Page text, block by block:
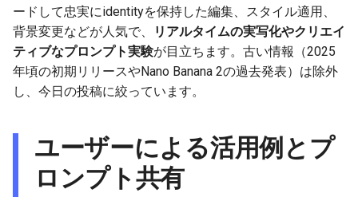
s
e
a
r
2026-07-09
2026-07-08
2026-07-06
2025-12-23
2025-12-22
2025-12-20
2026-07-09
2026-07-08
2026-07-06
2025-12-23
2025-12-22
2025-12-20
2026-05-10
2026-05-03
2026-04-19
2026-05-17
2026-05-10
2026-04-26
2025-11-09
2025-11-02
2025-10-19
2026-05-17
2026-05-10
2026-04-26
2026-05-17
2026-05-10
2026-04-26
2025-11-02
2025-10-26
2025-10-12
2025-12-23
2025-12-22
2025-12-20
2025-12-19
2026-05-17
2026-05-10
2026-04-26
2025-11-02
2025-10-26
2025-10-12
2026-05-03
2026-04-26
2026-04-12
2026-07-08
2026-07-07
2026-07-05
2025-12-23
2025-12-22
2025-12-20
2026-05-17
2026-05-10
2026-04-26
2026-07-08
2026-07-07
2026-07-05
2026-05-23
2026-05-19
2026-05-19
2026-07-07
2026-07-06
2026-07-04
2026-05-17
2026-05-10
2026-04-26
ードして忠実にidentityを保持した編集、スタイル適用、
背景変更などが人気で、
リアルタイムの実写化やクリエイ
ティブなプロンプト実験が目立ちます。古い情報（2025
年頃の初期リリースやNano Banana 2の過去発表）は除外
し、今日の投稿に絞っています。
ユーザーによる活用例とプ
ロンプト共有